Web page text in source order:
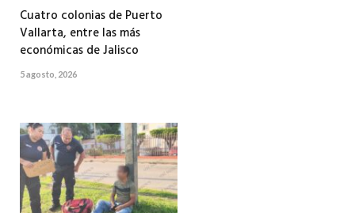
Cuatro colonias de Puerto
Vallarta, entre las más
económicas de Jalisco
5 agosto, 2026